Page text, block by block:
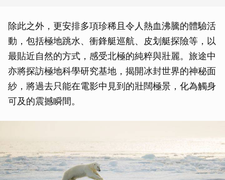
除此之外，更安排多項珍稀且令人熱血沸騰的體驗活
動，包括極地跳水、衝鋒艇巡航、皮划艇探險等，以
最貼近自然的方式，感受北極的純粹與壯麗。旅途中
亦將探訪極地科學研究基地，揭開冰封世界的神秘面
紗，將過去只能在電影中見到的壯闊極景，化為觸身
可及的震撼瞬間。